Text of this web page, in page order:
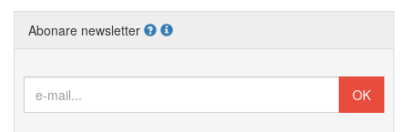
Abonare newsletter